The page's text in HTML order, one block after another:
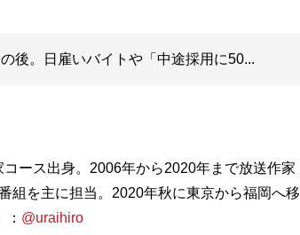
後。日雇いバイトや「中途採用に50...
ース出身。2006年から2020年まで放送作家
組を主に担当。2020年秋に東京から福岡へ移
@uraihiro